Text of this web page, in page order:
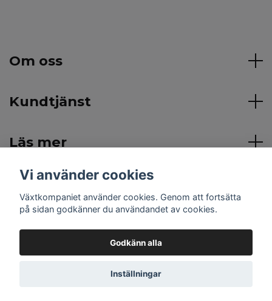
Om oss
Kundtjänst
Läs mer
Sociala medier
© 2026 Växtkompaniet
Vi använder cookies
Växtkompaniet använder cookies. Genom att fortsätta
på sidan godkänner du användandet av cookies.
Godkänn alla
Inställningar